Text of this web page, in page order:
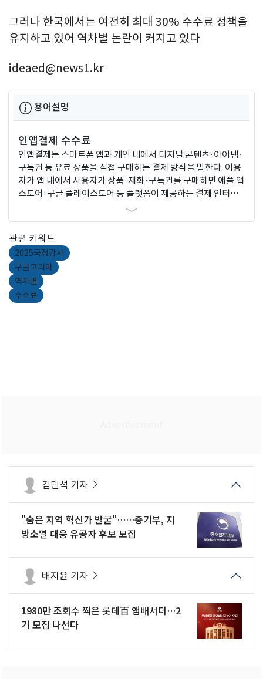
그러나 한국에서는 여전히 최대 30% 수수료 정책을
유지하고 있어 역차별 논란이 커지고 있다
ideaed@news1.kr
용어설명
인앱결제 수수료
인앱결제는 스마트폰 앱과 게임 내에서 디지털 콘텐츠·아이템·
구독권 등 유료 상품을 직접 구매하는 결제 방식을 말한다. 이용
자가 앱 내에서 사용자가 상품·재화·구독권를 구매하면 애플 앱
스토어·구글 플레이스토어 등 플랫폼이 제공하는 결제 인터페
이스를 거쳐 결제가 진행된다. 인앱결제는 사업자가 결제방식을
강제하고 높은(최대 30%) 수수료를 책정하면서 독과점·갑질
논란의 중심에 있다.
관련 키워드
2025국정감사
구글코리아
역차별
수수료
김민석 기자
"숨은 지역 혁신가 발굴"……중기부, 지
방소멸 대응 유공자 후보 모집
배지윤 기자
1980만 조회수 찍은 롯데百 앰배서더…2
기 모집 나선다